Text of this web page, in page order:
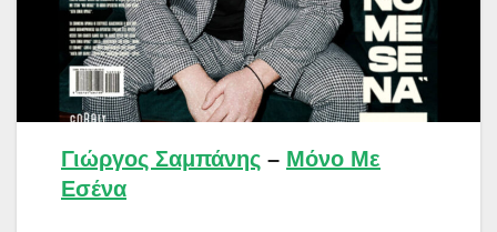
Γιώργος Σαμπάνης – Μόνο Με
Εσένα